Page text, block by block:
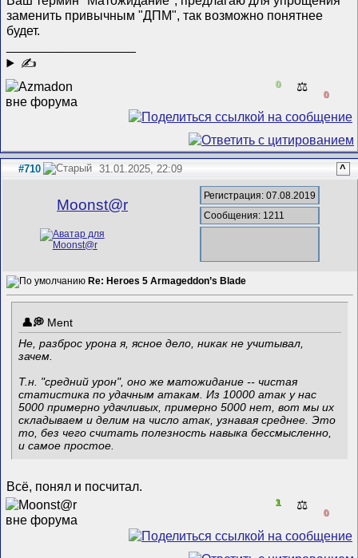
заменить привычным "ДПМ", так возможно понятнее
будет.
✍
0 ⚖️
0
#710 31.01.2025, 22:09 ^
Mооnst@r
Регистрация: 07.08.2019
Сообщения: 1211
Re: Heroes 5 Armageddon’s Blade
Ment
Не, разброс урона я, ясное дело, никак не учитывал,
зачем.
Т.н. "средний урон", оно же матожидание -- чистая
статистика по удачным атакам. Из 10000 атак у нас
5000 примерно удачливых, примерно 5000 нет, вот мы их
складываем и делим на число атак, узнавая среднее. Это
то, без чего считать полезность навыка бессмысленно,
и самое простое.
Всё, понял и посчитал.
1 ⚖️
0